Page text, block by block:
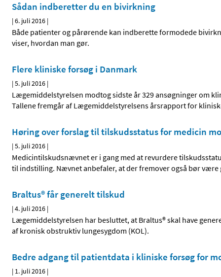
Sådan indberetter du en bivirkning
|6. juli 2016 |
Både patienter og pårørende kan indberette formodede
viser, hvordan man gør.
Flere kliniske forsøg i Danmark
|5. juli 2016 |
Lægemiddelstyrelsen modtog sidste år 329 ansøgninger om
Tallene fremgår af Lægemiddelstyrelsens årsrapport for
Høring over forslag til tilskudsstatus for medicin
|5. juli 2016 |
Medicintilskudsnævnet er i gang med at revurdere
til indstilling. Nævnet anbefaler, at der fremover også bør
Braltus® får generelt tilskud
|4. juli 2016 |
Lægemiddelstyrelsen har besluttet, at Braltus® skal have
af kronisk obstruktiv lungesygdom (KOL).
Bedre adgang til patientdata i kliniske forsøg for
| 1. juli 2016 |